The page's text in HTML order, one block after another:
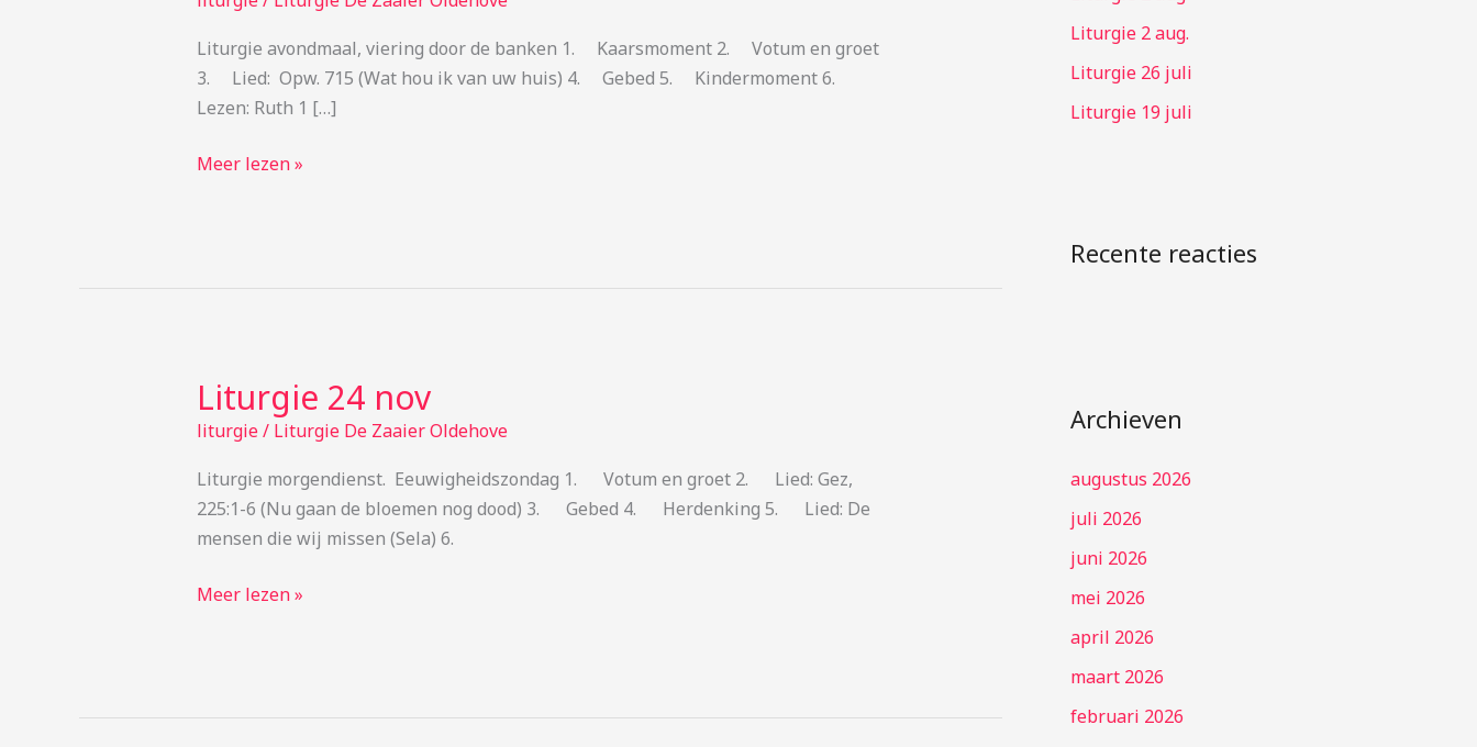
Liturgie avondmaal, viering door de banken 1. Kaarsmoment 2. Votum en groet
3. Lied: Opw. 715 (Wat hou ik van uw huis) 4. Gebed 5. Kindermoment 6.
Lezen: Ruth 1 […]
Meer lezen »
Liturgie 24 nov
liturgie/ Liturgie De Zaaier Oldehove
Liturgie morgendienst. Eeuwigheidszondag 1. Votum en groet 2. Lied: Gez,
225:1-6 (Nu gaan de bloemen nog dood) 3. Gebed 4. Herdenking 5. Lied: De
mensen die wij missen (Sela) 6.
Liturgie
24
Meer lezen »
:Liturgie 2 aug.
Liturgie 26 juli
Liturgie 19 juli
Recente reacties
Archieven
augustus 2026
juli 2026
juni 2026
mei 2026
april 2026
maart 2026
februari 2026